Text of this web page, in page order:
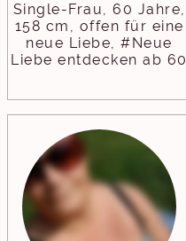
Single-Frau, 60 Jahre,
158 cm, offen für eine
neue Liebe, #Neue
Liebe entdecken ab 60